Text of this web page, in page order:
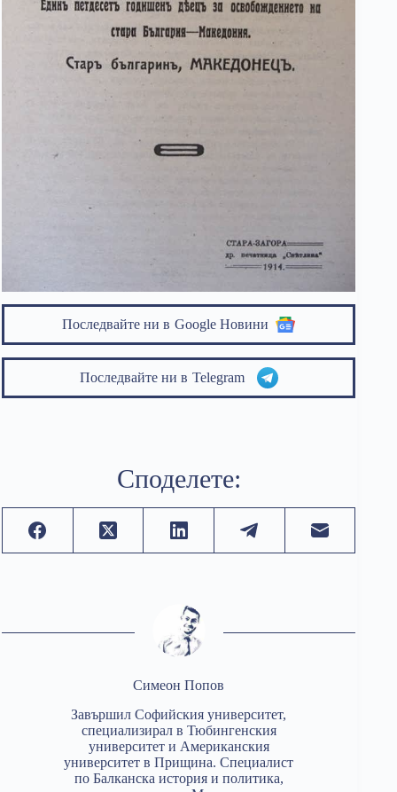
Последвайте ни в Google Новини
Последвайте ни в Telegram
Споделете:
Симеон Попов
Завършил Софийския университет,
специализирал в Тюбингенския
университет и Американския
университет в Прищина. Специалист
по Балканска история и политика,